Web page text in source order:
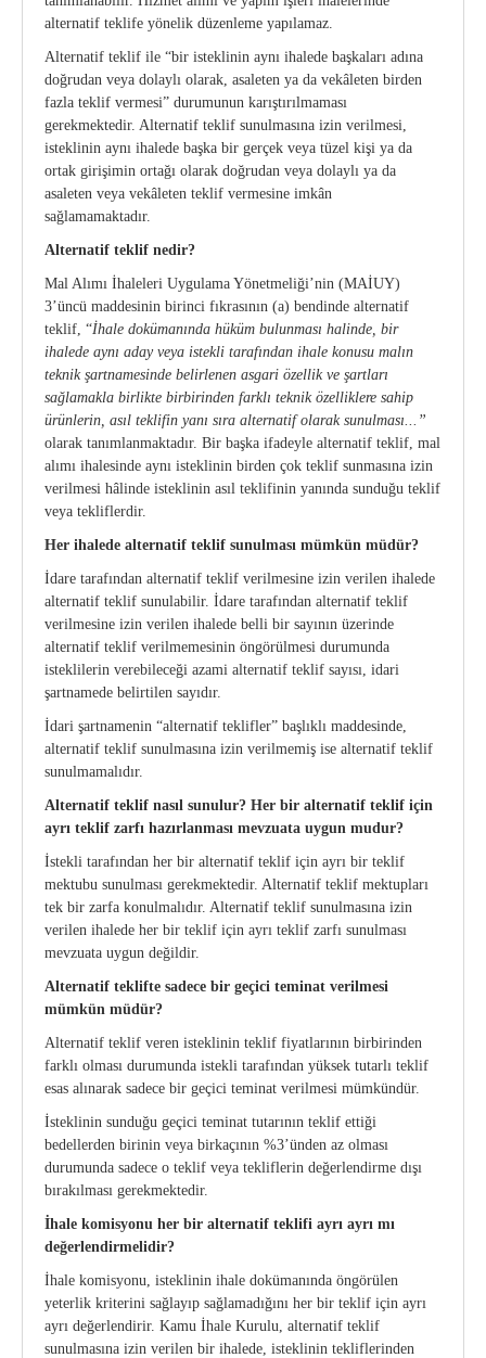
alternatif teklife yönelik düzenleme yapılamaz.
Alternatif teklif ile “bir isteklinin aynı ihalede başkaları adına
doğrudan veya dolaylı olarak, asaleten ya da vekâleten birden
fazla teklif vermesi” durumunun karıştırılmaması
gerekmektedir. Alternatif teklif sunulmasına izin verilmesi,
isteklinin aynı ihalede başka bir gerçek veya tüzel kişi ya da
ortak girişimin ortağı olarak doğrudan veya dolaylı ya da
asaleten veya vekâleten teklif vermesine imkân
sağlamamaktadır.
Alternatif teklif nedir?
Mal Alımı İhaleleri Uygulama Yönetmeliği’nin (MAİUY)
3’üncü maddesinin birinci fıkrasının (a) bendinde alternatif
teklif, “İhale dokümanında hüküm bulunması halinde, bir
ihalede aynı aday veya istekli tarafından ihale konusu malın
teknik şartnamesinde belirlenen asgari özellik ve şartları
sağlamakla birlikte birbirinden farklı teknik özelliklere sahip
ürünlerin, asıl teklifin yanı sıra alternatif olarak sunulması...”
olarak tanımlanmaktadır. Bir başka ifadeyle alternatif teklif, mal
alımı ihalesinde aynı isteklinin birden çok teklif sunmasına izin
verilmesi hâlinde isteklinin asıl teklifinin yanında sunduğu teklif
veya tekliflerdir.
Her ihalede alternatif teklif sunulması mümkün müdür?
İdare tarafından alternatif teklif verilmesine izin verilen ihalede
alternatif teklif sunulabilir. İdare tarafından alternatif teklif
verilmesine izin verilen ihalede belli bir sayının üzerinde
alternatif teklif verilmemesinin öngörülmesi durumunda
isteklilerin verebileceği azami alternatif teklif sayısı, idari
şartnamede belirtilen sayıdır.
İdari şartnamenin “alternatif teklifler” başlıklı maddesinde,
alternatif teklif sunulmasına izin verilmemiş ise alternatif teklif
sunulmamalıdır.
Alternatif teklif nasıl sunulur? Her bir alternatif teklif için
ayrı teklif zarfı hazırlanması mevzuata uygun mudur?
İstekli tarafından her bir alternatif teklif için ayrı bir teklif
mektubu sunulması gerekmektedir. Alternatif teklif mektupları
tek bir zarfa konulmalıdır. Alternatif teklif sunulmasına izin
verilen ihalede her bir teklif için ayrı teklif zarfı sunulması
mevzuata uygun değildir.
Alternatif teklifte sadece bir geçici teminat verilmesi
mümkün müdür?
Alternatif teklif veren isteklinin teklif fiyatlarının birbirinden
farklı olması durumunda istekli tarafından yüksek tutarlı teklif
esas alınarak sadece bir geçici teminat verilmesi mümkündür.
İsteklinin sunduğu geçici teminat tutarının teklif ettiği
bedellerden birinin veya birkaçının %3’ünden az olması
durumunda sadece o teklif veya tekliflerin değerlendirme dışı
bırakılması gerekmektedir.
İhale komisyonu her bir alternatif teklifi ayrı ayrı mı
değerlendirmelidir?
İhale komisyonu, isteklinin ihale dokümanında öngörülen
yeterlik kriterini sağlayıp sağlamadığını her bir teklif için ayrı
ayrı değerlendirir. Kamu İhale Kurulu, alternatif teklif
sunulmasına izin verilen bir ihalede, isteklinin tekliflerinden
Kurumsal Kimlik Kılavuzu
Üretici Firmalar
CE Yönetmeliği
Onaylanmış Kuruluşlar Hakkında Yönetmelik
4703 Sayılı Kanun
Tıbbi Cihaz Direktifleri
Yeni AB Tıbbi Cihaz Regülasyonunun Getireceği
Yükümlülükler
Sektörel Meslek Standartları
Tıbbi Cihazlarda Teknik Servis Mezvuatları